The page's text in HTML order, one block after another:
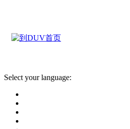
Select your language: